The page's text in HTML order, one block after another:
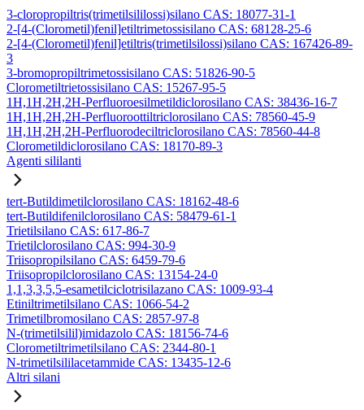
3-cloropropiltris(trimetilsililossi)silano CAS: 18077-31-1
2-[4-(Clorometil)fenil]etiltrimetossisilano CAS: 68128-25-6
2-[4-(Clorometil)fenil]etiltris(trimetilsilossi)silano CAS: 167426-89-
3
3-bromopropiltrimetossisilano CAS: 51826-90-5
Clorometiltrietossisilano CAS: 15267-95-5
1H,1H,2H,2H-Perfluoroesilmetildiclorosilano CAS: 38436-16-7
1H,1H,2H,2H-Perfluoroottiltriclorosilano CAS: 78560-45-9
1H,1H,2H,2H-Perfluorodeciltriclorosilano CAS: 78560-44-8
Clorometildiclorosilano CAS: 18170-89-3
Agenti sililanti
tert-Butildimetilclorosilano CAS: 18162-48-6
tert-Butildifenilclorosilano CAS: 58479-61-1
Trietilsilano CAS: 617-86-7
Trietilclorosilano CAS: 994-30-9
Triisopropilsilano CAS: 6459-79-6
Triisopropilclorosilano CAS: 13154-24-0
1,1,3,3,5,5-esametilciclotrisilazano CAS: 1009-93-4
Etiniltrimetilsilano CAS: 1066-54-2
Trimetilbromosilano CAS: 2857-97-8
N-(trimetilsilil)imidazolo CAS: 18156-74-6
Clorometiltrimetilsilano CAS: 2344-80-1
N-trimetilsililacetammide CAS: 13435-12-6
Altri silani